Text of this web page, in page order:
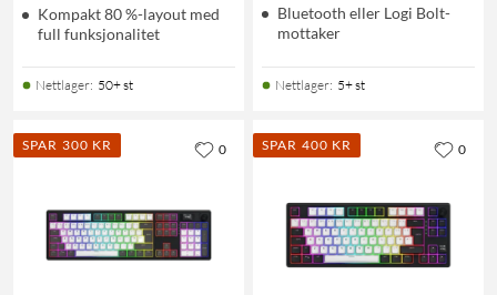
Kompakt 80 %-layout med
full funksjonalitet
Nettlager: 50+ st
Bluetooth eller Logi Bolt-
mottaker
Nettlager: 5+ st
SPAR 300 KR 0 SPAR 400 KR 0